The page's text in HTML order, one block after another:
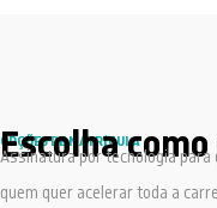
OPÇÕES DE MATRÍCULA
Escolha
Assinatura por tecnologia
quem quer acelerar toda a